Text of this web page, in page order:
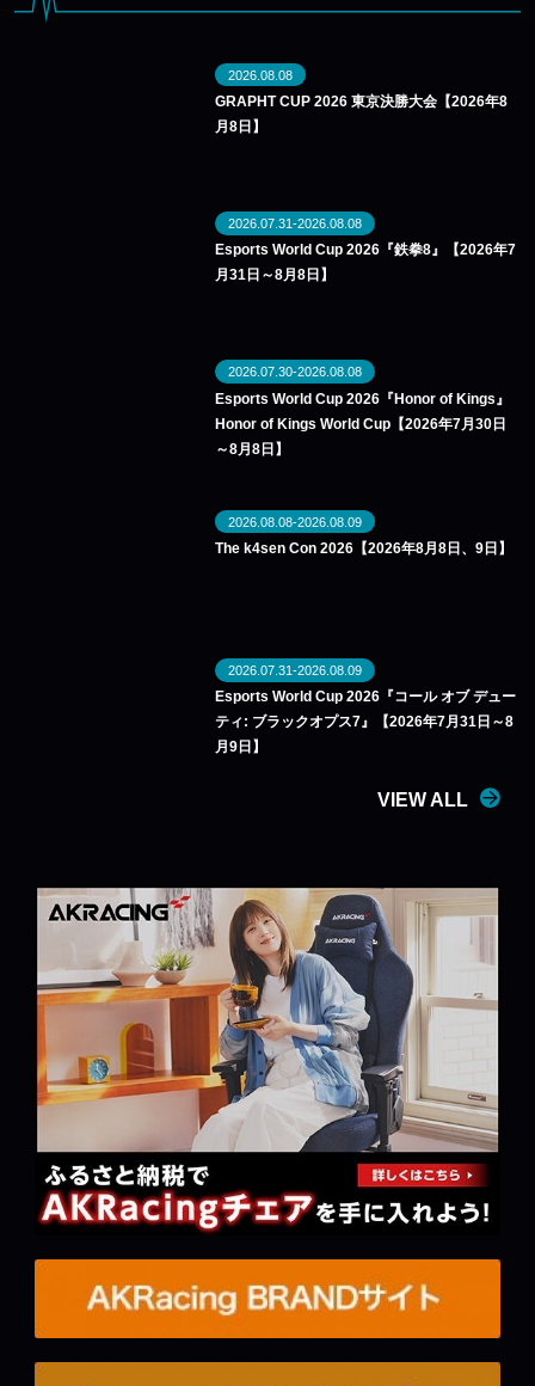
2026.08.08
GRAPHT CUP 2026 東京決勝大会【2026年8
月8日】
2026.07.31-2026.08.08
Esports World Cup 2026『鉄拳8』【2026年7
月31日～8月8日】
2026.07.30-2026.08.08
Esports World Cup 2026『Honor of Kings』
Honor of Kings World Cup【2026年7月30日
～8月8日】
2026.08.08-2026.08.09
The k4sen Con 2026【2026年8月8日、9日】
2026.07.31-2026.08.09
Esports World Cup 2026『コール オブ デュー
ティ: ブラックオプス7』【2026年7月31日～8
月9日】
VIEW ALL